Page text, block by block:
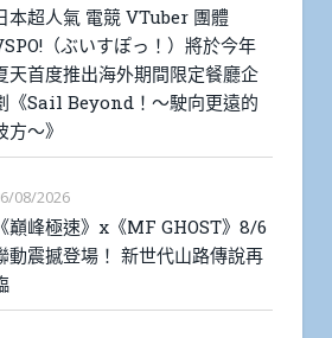
本超人氣 電競 VTuber 團體
（ぶいすぽっ！）將於今年
天首度推出海外期間限定餐廳企
《Sail Beyond！～駛向更遠的
方～》
08/2026
《巔峰極速》x《MF GHOST》8/6
動震撼登場！ 新世代山路傳說再